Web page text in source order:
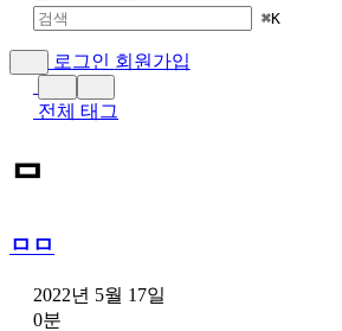
⌘K
로그인 회원가입
전체 태그
ᄆ
ㅁㅁ
2022년 5월 17일
0분